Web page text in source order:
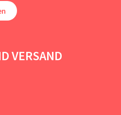
VERSAND